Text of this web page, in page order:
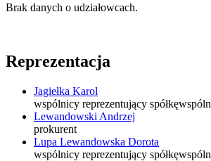
Brak danych o udziałowcach.
Reprezentacja
Jagiełka Karol
wspólnicy reprezentujący spółkę
Lewandowski Andrzej
prokurent
Lupa Lewandowska Dorota
wspólnicy reprezentujący spółkę